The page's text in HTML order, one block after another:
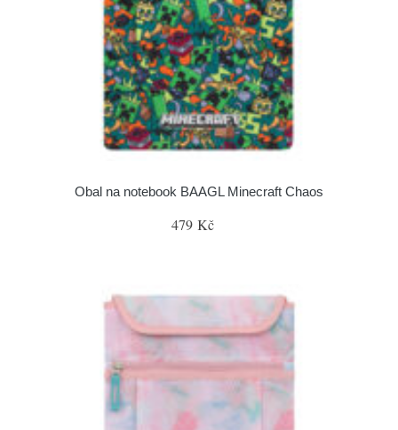
Obal na notebook BAAGL Minecraft Chaos
479 Kč